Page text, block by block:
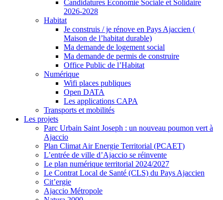
Candidatures Economie Sociale et Solidaire
2026-2028
Habitat
Je construis / je rénove en Pays Ajaccien (
Maison de l’habitat durable)
Ma demande de logement social
Ma demande de permis de construire
Office Public de l’Habitat
Numérique
Wifi places publiques
Open DATA
Les applications CAPA
Transports et mobilités
Les projets
Parc Urbain Saint Joseph : un nouveau poumon vert à
Ajaccio
Plan Climat Air Energie Territorial (PCAET)
L’entrée de ville d’Ajaccio se réinvente
Le plan numérique territorial 2024/2027
Le Contrat Local de Santé (CLS) du Pays Ajaccien
Cit’ergie
Ajaccio Métropole